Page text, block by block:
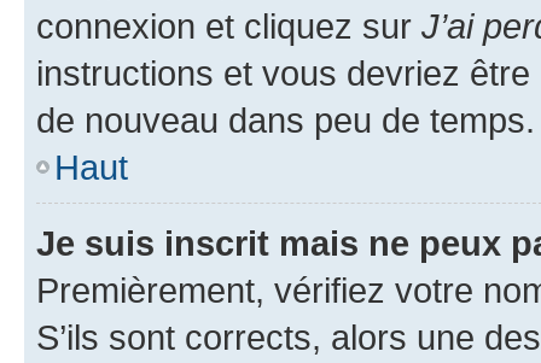
connexion et cliquez sur J’ai
instructions et vous devriez
de nouveau dans peu de temps.
Haut
Je suis inscrit mais ne peux
Premièrement, vérifiez votre
S’ils sont corrects, alors une